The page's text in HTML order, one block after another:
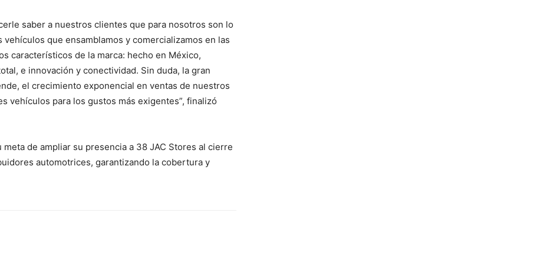
saber a nuestros clientes que para nosotros son lo
que ensamblamos y comercializamos en las
característicos de la marca: hecho en México,
e innovación y conectividad. Sin duda, la gran
el crecimiento exponencial en ventas de nuestros
vehículos para los gustos más exigentes”, finalizó
meta de ampliar su presencia a 38 JAC Stores al cierre
automotrices, garantizando la cobertura y